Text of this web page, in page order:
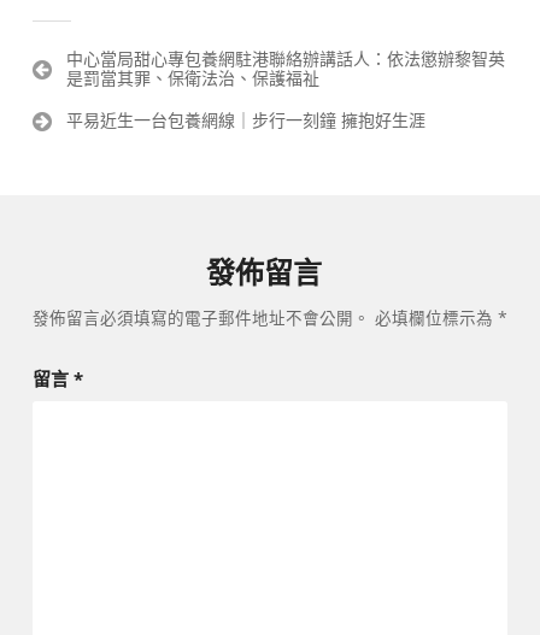
文
章
導
覽
中心當局甜心專包養網駐港聯絡辦講話人：依法懲辦黎智英
是罰當其罪、保衛法治、保護福祉
平易近生一台包養網線｜步行一刻鐘 擁抱好生涯
發佈留言
發佈留言必須填寫的電子郵件地址不會公開。 必填欄位標示為 *
留言 *